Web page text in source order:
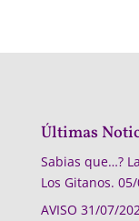
Últimas
Sabias que…?
Los Gitanos.
AVISO 31/07/